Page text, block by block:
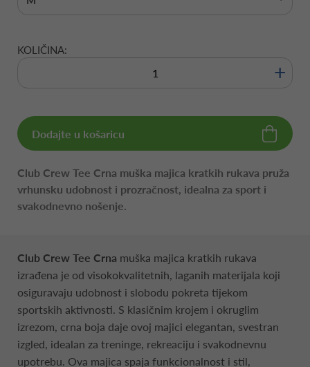
KOLIČINA:
+
Dodajte u košaricu
Club Crew Tee Crna muška majica kratkih rukava pruža
vrhunsku udobnost i prozračnost, idealna za sport i
svakodnevno nošenje.
Club Crew Tee Crna muška majica kratkih rukava
izrađena je od visokokvalitetnih, laganih materijala koji
osiguravaju udobnost i slobodu pokreta tijekom
sportskih aktivnosti. S klasičnim krojem i okruglim
izrezom, crna boja daje ovoj majici elegantan, svestran
izgled, idealan za treninge, rekreaciju i svakodnevnu
upotrebu. Ova majica spaja funkcionalnost i stil,